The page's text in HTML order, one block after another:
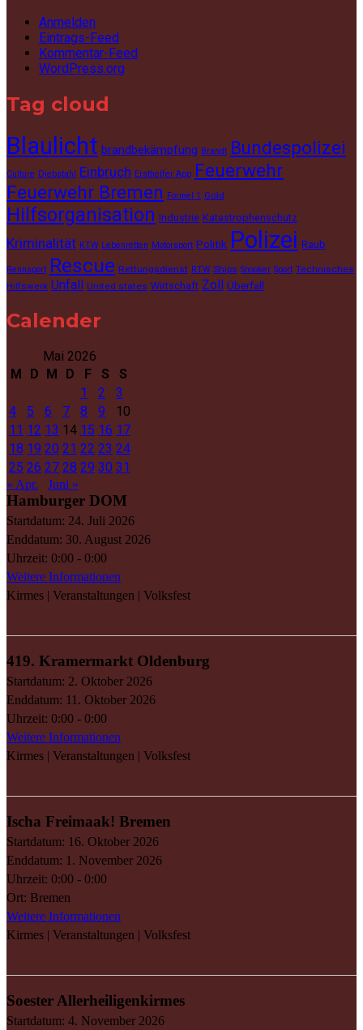
Anmelden
Eintrags-Feed
Kommentar-Feed
WordPress.org
Tag cloud
Blaulicht brandbekämpfung Brandt Bundespolizei
Culture Diebstahl Einbruch Ersthelfer App Feuerwehr
Feuerwehr Bremen
Formel 1 Gold
Hilfsorganisation Industrie Katastrophenschutz
Kriminalität KTW Lebenretten Motorsport Politik Polizei Raub
Rennsport Rescue Rettungsdienst RTW Ships Snooker Sport Technisches
Hilfswerk Unfall United states Wirtschaft Zoll Überfall
Calender
Mai 2026
M
D M D F S
S
1
2
3
4
5 6 7 8 9
10
11 12 13 14 15 16 17
18 19 20 21 22 23 24
25 26 27 28 29 30 31
« Apr. Juni »
Hamburger DOM
Startdatum: 24. Juli 2026
Enddatum: 30. August 2026
Uhrzeit: 0:00 - 0:00
Weitere Informationen
Kirmes | Veranstaltungen | Volksfest
419. Kramermarkt Oldenburg
Startdatum: 2. Oktober 2026
Enddatum: 11. Oktober 2026
Uhrzeit: 0:00 - 0:00
Weitere Informationen
Kirmes | Veranstaltungen | Volksfest
Ischa Freimaak! Bremen
Startdatum: 16. Oktober 2026
Enddatum: 1. November 2026
Uhrzeit: 0:00 - 0:00
Ort: Bremen
Weitere Informationen
Kirmes | Veranstaltungen | Volksfest
Soester Allerheiligenkirmes
Startdatum: 4. November 2026